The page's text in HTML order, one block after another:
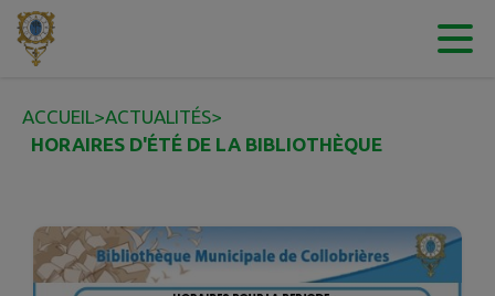
Contenu
ACCUEIL>ACTUALITÉS>
HORAIRES D'ÉTÉ DE LA BIBLIOTHÈQUE